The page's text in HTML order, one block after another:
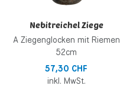
Nebitreichel Ziege
A Ziegenglocken mit Riemen
52cm
57,30 CHF
inkl. MwSt.